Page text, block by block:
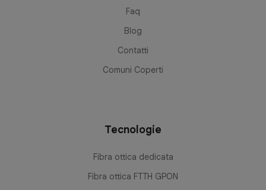
Faq
Blog
Contatti
Comuni Coperti
Tecnologie
Fibra ottica dedicata
Fibra ottica FTTH GPON